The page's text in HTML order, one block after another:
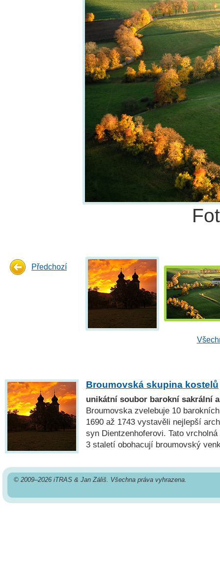
Předchozí
Broumovská skupina kostelů
unikátní soubor barokní sakrální
Broumovska zvelebuje 10
1690 až 1743 vystavěli nejlepší
syn Dientzenhoferovi. Tato
3 staletí obohacují broumovský
© 2009–2026 iTRAS & Jan Záliš. Všechna práva vyhrazena.